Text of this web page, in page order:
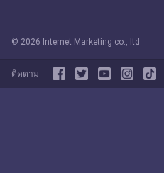
© 2026 Internet Marketing co., ltd
ติดตาม